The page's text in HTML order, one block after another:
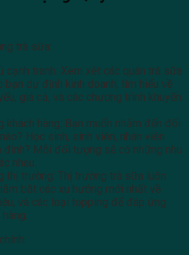
trà sữa:
cạnh tranh: Xem xét các quán trà sữa
bạn dự định kinh doanh, tìm hiểu về
giá cả, và các chương trình khuyến
khách hàng: Bạn muốn nhắm đến đối
Học sinh, sinh viên, nhân viên
đình? Mỗi đối tượng sẽ có những nhu
nhau.
thị trường: Thị trường trà sữa luôn
bắt các xu hướng mới nhất về
và các loại topping để đáp ứng